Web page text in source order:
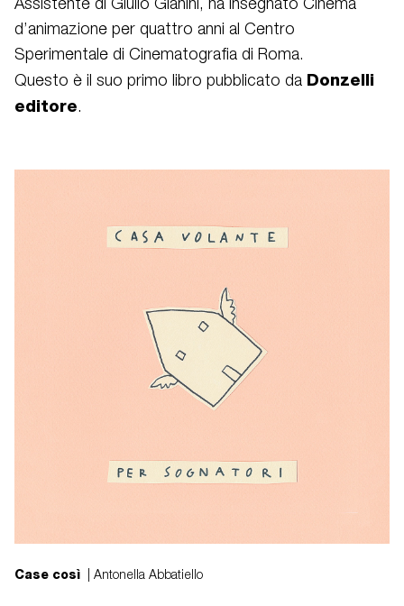
Assistente di Giulio Gianini, ha insegnato Cinema
d’animazione per quattro anni al Centro
Sperimentale di Cinematografia di Roma.
Questo è il suo primo libro pubblicato da Donzelli
editore.
Case così | Antonella Abbatiello